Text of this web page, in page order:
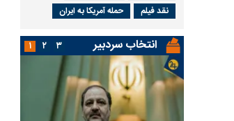
نقد فیلم
حمله آمریکا به ایران
انتخاب سردبیر ۱ ۲ ۳